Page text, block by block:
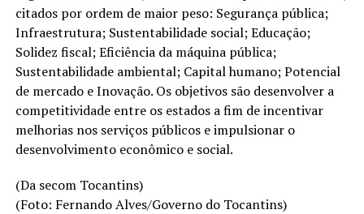
citados por ordem de maior peso: Segurança pública;
Infraestrutura; Sustentabilidade social; Educação;
Solidez fiscal; Eficiência da máquina pública;
Sustentabilidade ambiental; Capital humano; Potencial
de mercado e Inovação. Os objetivos são desenvolver a
competitividade entre os estados a fim de incentivar
melhorias nos serviços públicos e impulsionar o
desenvolvimento econômico e social.
(Da secom Tocantins)
(Foto: Fernando Alves/Governo do Tocantins)